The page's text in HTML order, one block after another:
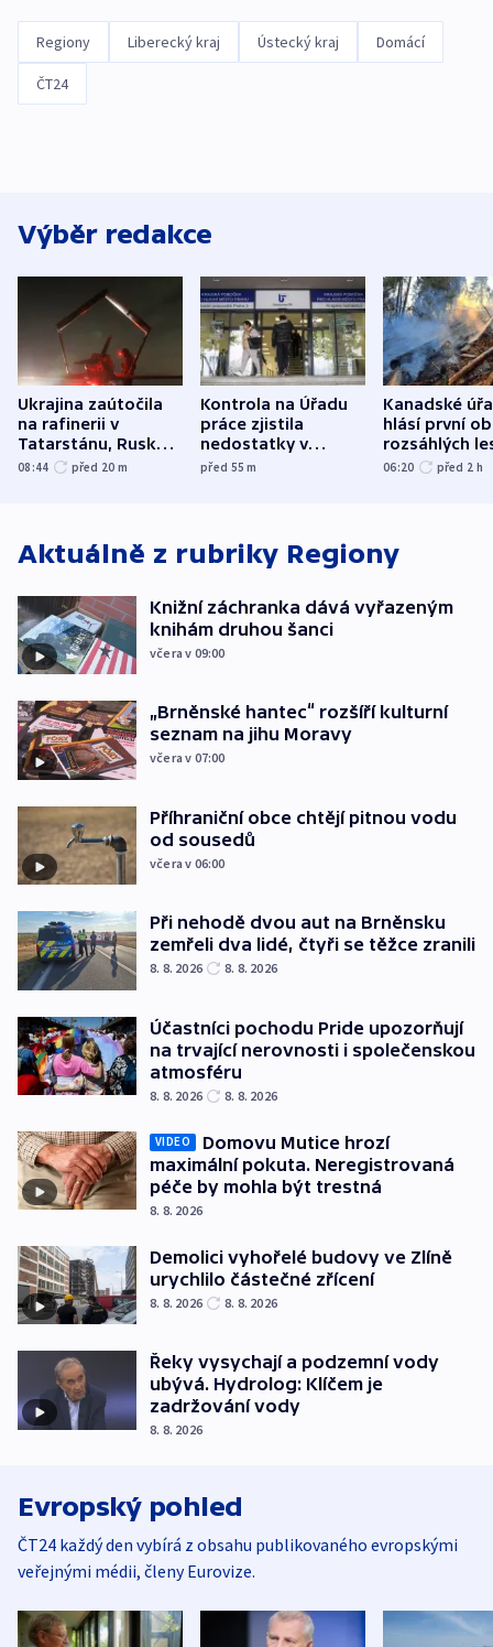
Regiony Liberecký kraj Ústecký kraj Domácí
ČT24
Výběr redakce
Ukrajina zaútočila
na rafinerii v
Tatarstánu, Rusko
udeřilo na Sumy a
08:44 před 20 m
Kontrola na Úřadu
práce zjistila
nedostatky v
účetnictví za 5,6
před 55m
Kanadské
hlásí první
rozsáhlých
požárů
06:20 před 2 h
Aktuálně z rubriky Regiony
Knižní záchranka dává vyřazeným
knihám druhou šanci
včera v 09:00
„Brněnské hantec“ rozšíří kulturní
seznam na jihu Moravy
včera v 07:00
Příhraniční obce chtějí pitnou vodu
od sousedů
včera v 06:00
Při nehodě dvou aut na Brněnsku
zemřeli dva lidé, čtyři se těžce zranili
8. 8. 2026 8. 8. 2026
Účastníci pochodu Pride upozorňují
na trvající nerovnosti i společenskou
atmosféru
8. 8. 2026 8. 8. 2026
VIDEO
Domovu Mutice hrozí
maximální pokuta. Neregistrovaná
péče by mohla být trestná
8. 8. 2026
Demolici vyhořelé budovy ve Zlíně
urychlilo částečné zřícení
8. 8. 2026 8. 8. 2026
Řeky vysychají a podzemní vody
ubývá. Hydrolog: Klíčem je
zadržování vody
8. 8. 2026
Evropský pohled
ČT24 každý den vybírá z obsahu publikovaného evropskými
veřejnými médii, členy Eurovize.